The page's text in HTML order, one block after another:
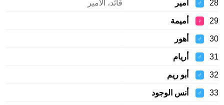
28
♂ أمير قائد، الأمير
29
♀ أميمة
30
♂ أهور
31
♂ أريام
32
♂ أبو ريم
33
♂ أنس الوجود